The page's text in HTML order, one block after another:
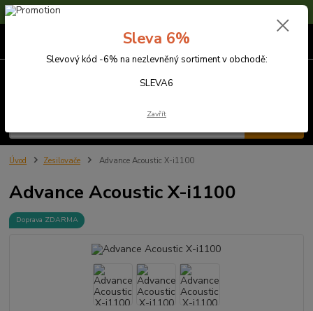
Sleva 6% na nezlevněné zboží s kódem SLEVA6
Úvod Zesilovače Advance Acoustic X-i1100
Advance Acoustic X-i1100
Doprava ZDARMA
Sleva 6%
Slevový kód -6% na nezlevněný sortiment v obchodě:
SLEVA6
Zavřít